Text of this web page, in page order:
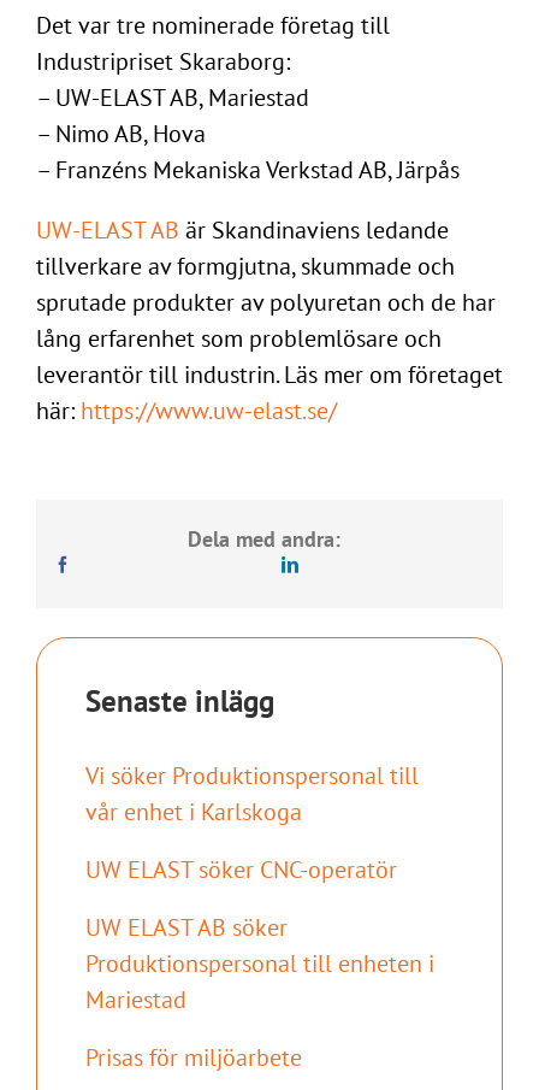
Det var tre nominerade företag till
Industripriset Skaraborg:
– UW-ELAST AB, Mariestad
– Nimo AB, Hova
– Franzéns Mekaniska Verkstad AB, Järpås
UW-ELAST AB är Skandinaviens ledande
tillverkare av formgjutna, skummade och
sprutade produkter av polyuretan och de har
lång erfarenhet som problemlösare och
leverantör till industrin. Läs mer om företaget
här: https://www.uw-elast.se/
Dela med andra:
Senaste inlägg
Vi söker Produktionspersonal till
vår enhet i Karlskoga
UW ELAST söker CNC-operatör
UW ELAST AB söker
Produktionspersonal till enheten i
Mariestad
Prisas för miljöarbete